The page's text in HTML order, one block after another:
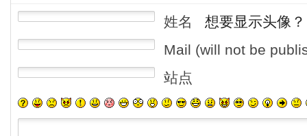
姓名
想要显示头像？
Mail (will not be
站点